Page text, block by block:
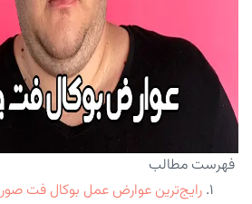
فهرست مطالب
رایج‌ترین عوارض عمل بوکال فت